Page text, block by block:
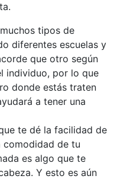
tipos de
diferentes escuelas y
que otro según
individuo, por lo que
donde estás traten
a tener una
te dé la facilidad de
de tu
es algo que te
Y esto es aún